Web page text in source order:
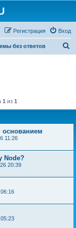
Вход
Регистрация
без ответов
1 из 1
основанием
11:26
Node?
20:39